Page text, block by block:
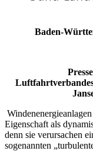
Baden-
Eigenschaft als
denn sie verursachen
sogenannten